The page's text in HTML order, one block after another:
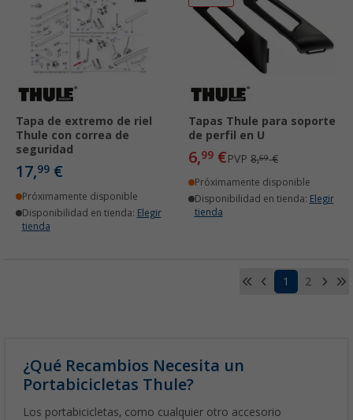
Tapa de extremo de riel
Thule con correa de
seguridad
17,99 €
Próximamente disponible
Disponibilidad en tienda: Elegir
tienda
Tapas Thule para soporte
de perfil en U
6,99 €PVP 8,69€
Próximamente disponible
Disponibilidad en tienda: Elegir
tienda
1 2
¿Qué Recambios Necesita un
Portabicicletas Thule?
Los portabicicletas, como cualquier otro accesorio